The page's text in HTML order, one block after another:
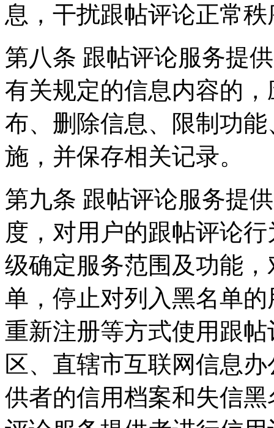
息，干扰跟帖评论正常
第八条 跟帖评论服务提
有关规定的信息内容的
布、删除信息、限制功
施，并保存相关记录。
第九条 跟帖评论服务提
度，对用户的跟帖评论
级确定服务范围及功能
单，停止对列入黑名单
重新注册等方式使用跟
区、直辖市互联网信息
供者的信用档案和失信